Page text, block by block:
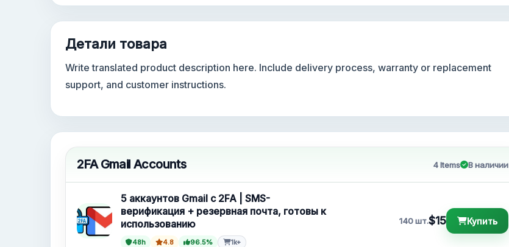
2FA Gmail аккаунты
Аккаунты Gmail 2022
Forwarding Gmail
Новые Gmail аккаунты
Детали товара
Write translated product description here. Include delivery process, warranty or replacement
support, and customer instructions.
2FA Gmail Accounts 4 Items В наличии
5 аккаунтов Gmail с 2FA | SMS-
верификация + резервная почта, готовы к
использованию
48h 4.8 96.5% 1k+
140 шт.$15 Купить